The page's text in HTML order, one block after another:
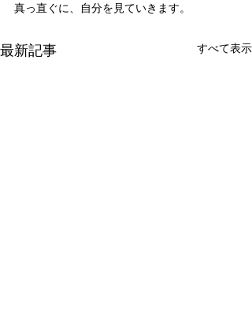
真っ直ぐに、自分を見ていきます。
最新記事 すべて表示